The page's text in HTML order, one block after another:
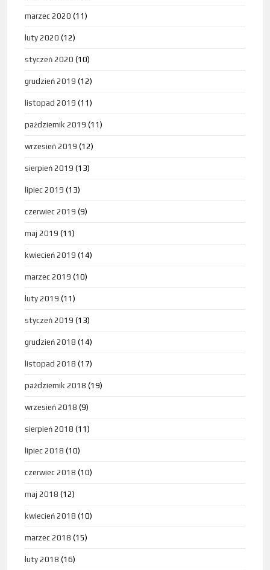
marzec 2020 (11)
luty 2020 (12)
styczeń 2020 (10)
grudzień 2019 (12)
listopad 2019 (11)
październik 2019 (11)
wrzesień 2019 (12)
sierpień 2019 (13)
lipiec 2019 (13)
czerwiec 2019 (9)
maj 2019 (11)
kwiecień 2019 (14)
marzec 2019 (10)
luty 2019 (11)
styczeń 2019 (13)
grudzień 2018 (14)
listopad 2018 (17)
październik 2018 (19)
wrzesień 2018 (9)
sierpień 2018 (11)
lipiec 2018 (10)
czerwiec 2018 (10)
maj 2018 (12)
kwiecień 2018 (10)
marzec 2018 (15)
luty 2018 (16)